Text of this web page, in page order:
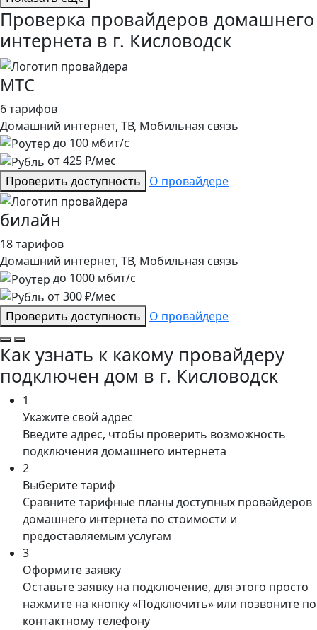
Проверка провайдеров домашнего
интернета в г. Кисловодск
МТС
6 тарифов
Домашний интернет, ТВ, Мобильная связь
до 100 мбит/с
от425₽/мес
Проверить доступность
О провайдере
билайн
18 тарифов
Домашний интернет, ТВ, Мобильная связь
до 1000 мбит/с
от300₽/мес
Проверить доступность
О провайдере
Как узнать к какому провайдеру
подключен дом в г. Кисловодск
1
Укажите свой адрес
Введите адрес, чтобы проверить возможность
подключения домашнего интернета
2
Выберите тариф
Сравните тарифные планы доступных провайдеров
домашнего интернета по стоимости и
предоставляемым услугам
3
Оформите заявку
Оставьте заявку на подключение, для этого просто
нажмите на кнопку «Подключить» или позвоните по
контактному телефону